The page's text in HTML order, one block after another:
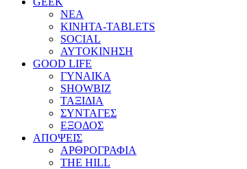
ΝΕΑ
ΚΙΝΗΤΑ-TABLETS
SOCIAL
ΑΥΤΟΚΙΝΗΣΗ
GOOD LIFE
ΓΥΝΑΙΚΑ
SHOWBIZ
ΤΑΞΙΔΙΑ
ΣΥΝΤΑΓΕΣ
ΕΞΟΔΟΣ
ΑΠΟΨΕΙΣ
ΑΡΘΡΟΓΡΑΦΙΑ
THE HILL